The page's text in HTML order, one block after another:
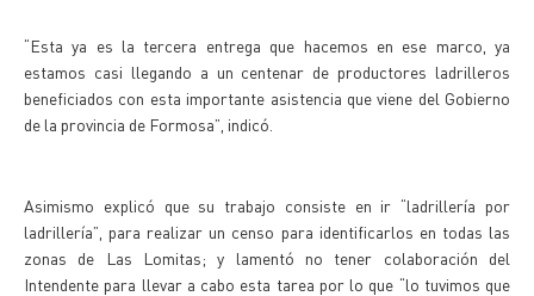
“Esta ya es la tercera entrega que hacemos en ese marco, ya
estamos casi llegando a un centenar de productores ladrilleros
beneficiados con esta importante asistencia que viene del Gobierno
de la provincia de Formosa”, indicó.
Asimismo explicó que su trabajo consiste en ir “ladrillería por
ladrillería”, para realizar un censo para identificarlos en todas las
zonas de Las Lomitas; y lamentó no tener colaboración del
Intendente para llevar a cabo esta tarea por lo que “lo tuvimos que